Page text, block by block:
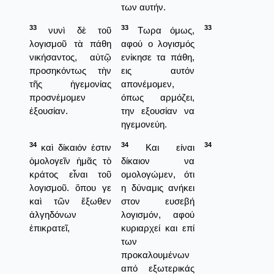
των αυτήν.
33
νυνὶ δὲ τοῦ
λογισμοῦ τὰ πάθη
νικήσαντος, αὐτῷ
προσηκόντως τὴν
τῆς ἡγεμονίας
προσνέμομεν
ἐξουσίαν.
33
Τωρα όμως,
αφού ο λογισμός
ενίκησε τα πάθη,
εις αυτόν
απονέμομεν,
όπως αρμόζει,
την εξουσίαν να
ηγεμονεύη.
33
34
καὶ δίκαιόν ἐστιν
ὁμολογεῖν ἡμᾶς τὸ
κράτος εἶναι τοῦ
λογισμοῦ. ὅπου γε
καὶ τῶν ἔξωθεν
ἀλγηδόνων
ἐπικρατεῖ,
34
Και είναι
δίκαιον να
ομολογώμεν, ότι
η δύναμις ανήκει
στον ευσεβή
λογισμόν, αφού
κυριαρχεί και επί
των
προκαλουμένων
από εξωτερικάς
34